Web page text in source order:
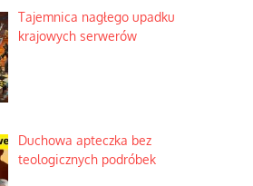
Tajemnica nagłego upadku
krajowych serwerów
Duchowa apteczka bez
teologicznych podróbek